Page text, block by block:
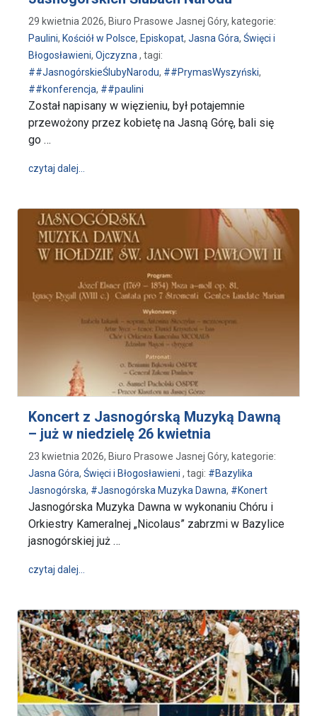
29 kwietnia 2026, Biuro Prasowe Jasnej Góry, kategorie:
Paulini, Kościół w Polsce, Episkopat, Jasna Góra, Święci i
Błogosławieni, Ojczyzna , tagi:
##JasnogórskieŚlubyNarodu, ##PrymasWyszyński,
##konferencja, ##paulini
Został napisany w więzieniu, był potajemnie
przewożony przez kobietę na Jasną Górę, bali się
go …
czytaj dalej…
Koncert z Jasnogórską Muzyką Dawną
– już w niedzielę 26 kwietnia
23 kwietnia 2026, Biuro Prasowe Jasnej Góry, kategorie:
Jasna Góra, Święci i Błogosławieni , tagi: #Bazylika
Jasnogórska, #Jasnogórska Muzyka Dawna, #Konert
Jasnogórska Muzyka Dawna w wykonaniu Chóru i
Orkiestry Kameralnej „Nicolaus” zabrzmi w Bazylice
jasnogórskiej już …
czytaj dalej…